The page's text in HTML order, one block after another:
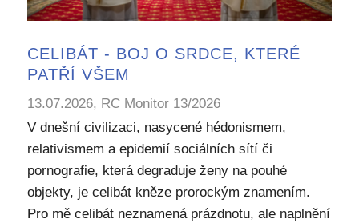
CELIBÁT - BOJ O SRDCE, KTERÉ
PATŘÍ VŠEM
13.07.2026, RC Monitor 13/2026
V dnešní civilizaci, nasycené hédonismem,
relativismem a epidemií sociálních sítí či
pornografie, která degraduje ženy na pouhé
objekty, je celibát kněze prorockým znamením.
Pro mě celibát neznamená prázdnotu, ale naplnění